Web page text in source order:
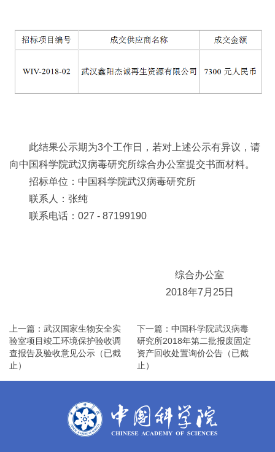
此结果公示期为3个工作日，若对上述公示有异议，请
向中国科学院武汉病毒研究所综合办公室提交书面材料。
招标单位：中国科学院武汉病毒研究所
联系人：张纯
联系电话：027 - 87199190
综合办公室
2018年7月25日
上一篇：武汉国家生物安全实
验室项目竣工环境保护验收调
查报告及验收意见公示（已截
止）
下一篇：中国科学院武汉病毒
研究所2018年第二批报废固定
资产回收处置询价公告（已截
止）